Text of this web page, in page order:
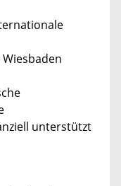
unterstützt